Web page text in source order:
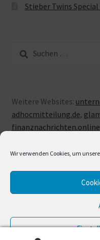
Wir verwenden Cookies, um
Stieber Twins Special
nach:
Weitere Websites:
adhocmitteilung.de,
finanznachrichten.online
© LUXUSLOVE 2026
Erstellt mit Storefront &